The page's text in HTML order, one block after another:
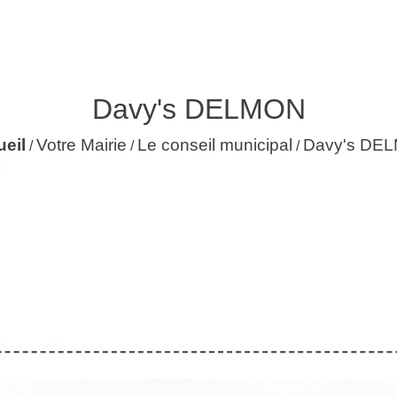
Davy's DELMON
/Votre Mairie / Le conseil municipal / Davy's